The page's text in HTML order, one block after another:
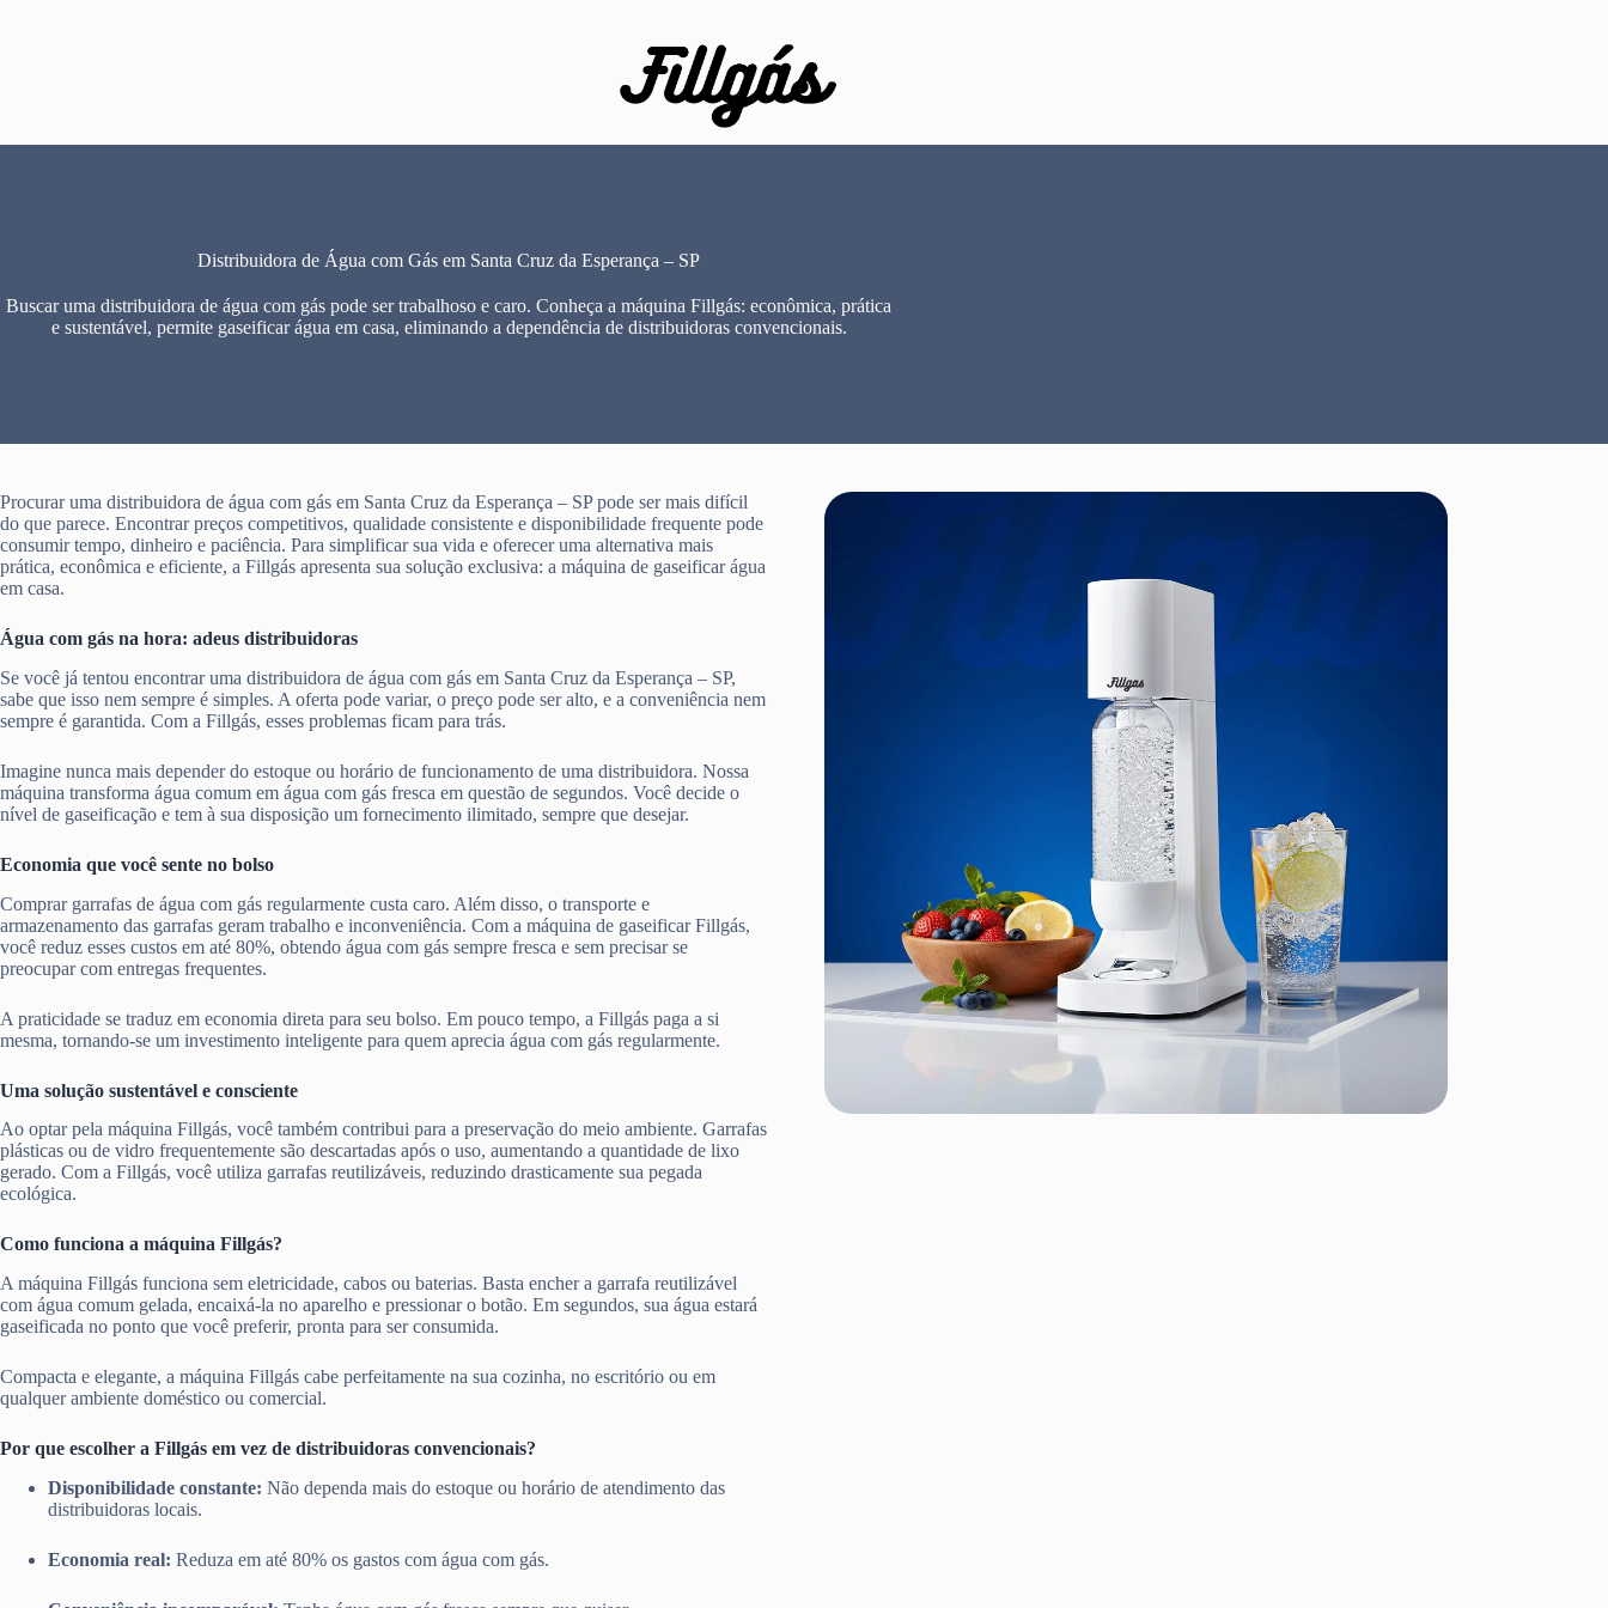
Distribuidora de Água com Gás em Santa Cruz da Esperança – SP
Buscar uma distribuidora de água com gás pode ser trabalhoso e caro. Conheça a máquina Fillgás: econômica, prática
e sustentável, permite gaseificar água em casa, eliminando a dependência de distribuidoras convencionais.
Procurar uma distribuidora de água com gás em Santa Cruz da Esperança – SP pode ser mais difícil
do que parece. Encontrar preços competitivos, qualidade consistente e disponibilidade frequente pode
consumir tempo, dinheiro e paciência. Para simplificar sua vida e oferecer uma alternativa mais
prática, econômica e eficiente, a Fillgás apresenta sua solução exclusiva: a máquina de gaseificar água
em casa.
Água com gás na hora: adeus distribuidoras
Se você já tentou encontrar uma distribuidora de água com gás em Santa Cruz da Esperança – SP,
sabe que isso nem sempre é simples. A oferta pode variar, o preço pode ser alto, e a conveniência nem
sempre é garantida. Com a Fillgás, esses problemas ficam para trás.
Imagine nunca mais depender do estoque ou horário de funcionamento de uma distribuidora. Nossa
máquina transforma água comum em água com gás fresca em questão de segundos. Você decide o
nível de gaseificação e tem à sua disposição um fornecimento ilimitado, sempre que desejar.
Economia que você sente no bolso
Comprar garrafas de água com gás regularmente custa caro. Além disso, o transporte e
armazenamento das garrafas geram trabalho e inconveniência. Com a máquina de gaseificar Fillgás,
você reduz esses custos em até 80%, obtendo água com gás sempre fresca e sem precisar se
preocupar com entregas frequentes.
A praticidade se traduz em economia direta para seu bolso. Em pouco tempo, a Fillgás paga a si
mesma, tornando-se um investimento inteligente para quem aprecia água com gás regularmente.
Uma solução sustentável e consciente
Ao optar pela máquina Fillgás, você também contribui para a preservação do meio ambiente. Garrafas
plásticas ou de vidro frequentemente são descartadas após o uso, aumentando a quantidade de lixo
gerado. Com a Fillgás, você utiliza garrafas reutilizáveis, reduzindo drasticamente sua pegada
ecológica.
Como funciona a máquina Fillgás?
A máquina Fillgás funciona sem eletricidade, cabos ou baterias. Basta encher a garrafa reutilizável
com água comum gelada, encaixá-la no aparelho e pressionar o botão. Em segundos, sua água estará
gaseificada no ponto que você preferir, pronta para ser consumida.
Compacta e elegante, a máquina Fillgás cabe perfeitamente na sua cozinha, no escritório ou em
qualquer ambiente doméstico ou comercial.
Por que escolher a Fillgás em vez de distribuidoras convencionais?
Disponibilidade constante: Não dependa mais do estoque ou horário de atendimento das
distribuidoras locais.
Economia real: Reduza em até 80% os gastos com água com gás.